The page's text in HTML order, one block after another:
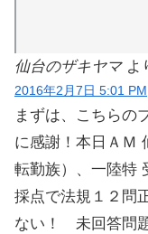
仙台のザキヤマ よ
2016年2月7日 5:01 PM
まずは、こちらの
に感謝！本日ＡＭ
転勤族）、一陸特
採点で法規１２問
ない！ 未回答問